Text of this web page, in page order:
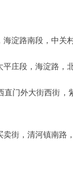
淀路南段，中关
段，海淀路，
外大街西街，
，清河镇南路